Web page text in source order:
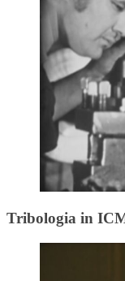
Tribologia in